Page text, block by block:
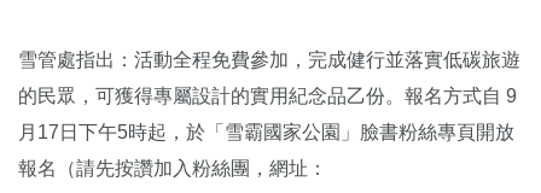
雪管處指出：活動全程免費參加，完成健行並落實低碳旅遊
的民眾，可獲得專屬設計的實用紀念品乙份。報名方式自 9
月17日下午5時起，於「雪霸國家公園」臉書粉絲專頁開放
報名（請先按讚加入粉絲團，網址：